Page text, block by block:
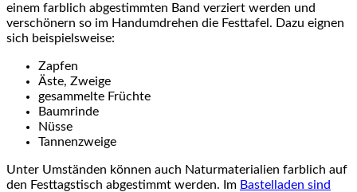
einem farblich abgestimmten Band verziert werden und
verschönern so im Handumdrehen die Festtafel. Dazu eignen
sich beispielsweise:
Zapfen
Äste, Zweige
gesammelte Früchte
Baumrinde
Nüsse
Tannenzweige
Unter Umständen können auch Naturmaterialien farblich auf
den Festtagstisch abgestimmt werden. Im Bastelladen sind